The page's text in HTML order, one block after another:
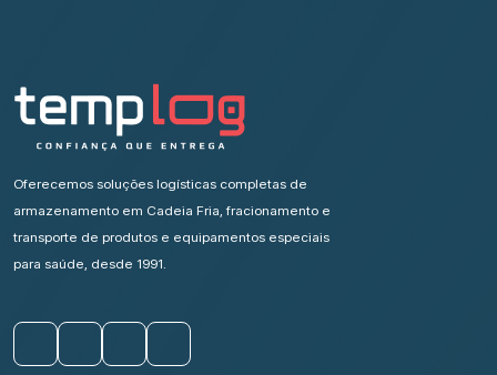
Oferecemos soluções logísticas completas de
armazenamento em Cadeia Fria, fracionamento e
transporte de produtos e equipamentos especiais
para saúde, desde 1991.